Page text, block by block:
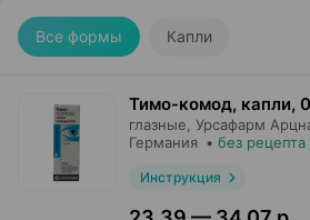
Все формы Капли
Тимо-комод, капли,
глазные, Урсафарм
Германия • без рецепта
Инструкция